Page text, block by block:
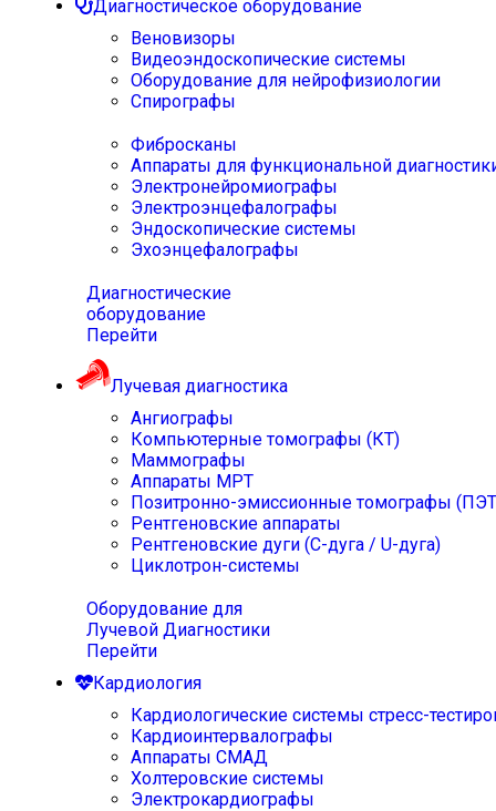
Диагностическое оборудование
Веновизоры
Видеоэндоскопические системы
Оборудование для нейрофизиологии
Спирографы
Фибросканы
Аппараты для функциональной
Электронейромиографы
Электроэнцефалографы
Эндоскопические системы
Эхоэнцефалографы
Диагностические
оборудование
Перейти
Лучевая диагностика
Ангиографы
Компьютерные томографы (КТ)
Маммографы
Аппараты МРТ
Позитронно-эмиссионные томографы
Рентгеновские аппараты
Рентгеновские дуги (С-дуга / U-дуга)
Циклотрон-системы
Оборудование для
Лучевой Диагностики
Перейти
Кардиология
Кардиологические системы стресс-
Кардиоинтервалографы
Аппараты СМАД
Холтеровские системы
Электрокардиографы